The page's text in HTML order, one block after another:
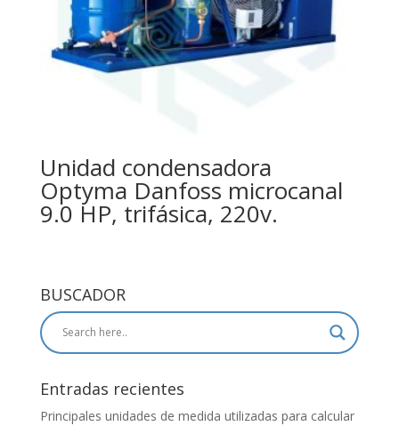
Unidad condensadora
Optyma Danfoss microcanal
9.0 HP, trifásica, 220v.
BUSCADOR
Entradas recientes
Principales unidades de medida utilizadas para calcular